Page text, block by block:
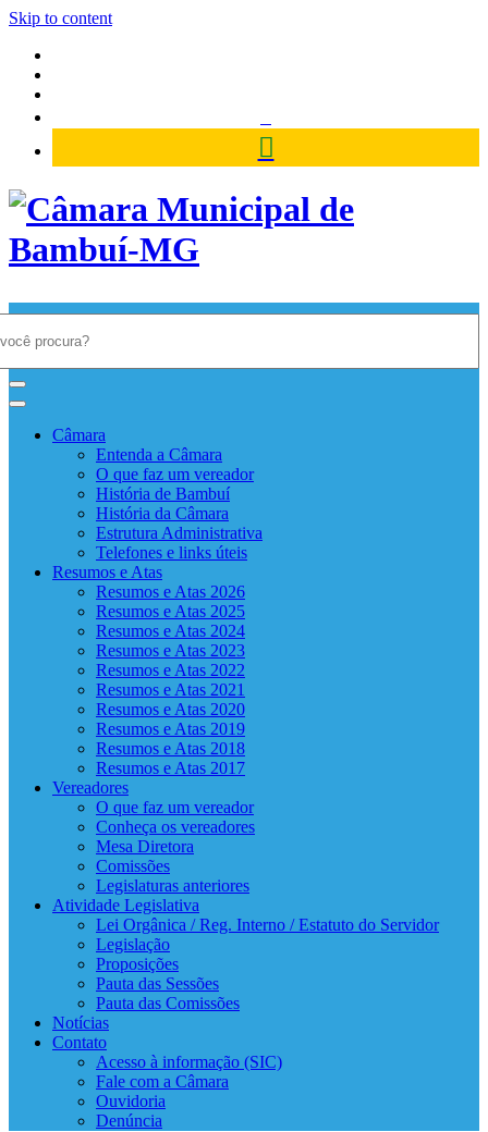
Skip to content
Câmara Municipal de Bambuí-
MG
Câmara
Entenda a Câmara
O que faz um vereador
História de Bambuí
História da Câmara
Estrutura Administrativa
Telefones e links úteis
Resumos e Atas
Resumos e Atas 2026
Resumos e Atas 2025
Resumos e Atas 2024
Resumos e Atas 2023
Resumos e Atas 2022
Resumos e Atas 2021
Resumos e Atas 2020
Resumos e Atas 2019
Resumos e Atas 2018
Resumos e Atas 2017
Vereadores
O que faz um vereador
Conheça os vereadores
Mesa Diretora
Comissões
Legislaturas anteriores
Atividade Legislativa
Lei Orgânica / Reg. Interno / Estatuto do Servidor
Legislação
Proposições
Pauta das Sessões
Pauta das Comissões
Notícias
Contato
Acesso à informação (SIC)
Fale com a Câmara
Ouvidoria
Denúncia